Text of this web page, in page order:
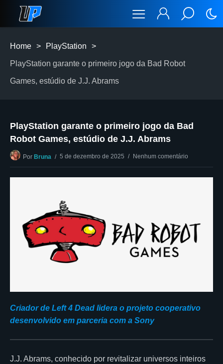
Home > PlayStation >
PlayStation garante o primeiro jogo da Bad Robot
Games, estúdio de J.J. Abrams
PlayStation garante o primeiro jogo da Bad
Robot Games, estúdio de J.J. Abrams
Por Bruna 5 de dezembro de 2025 Nenhum comentário
Criador de Left 4 Dead lidera o projeto cooperativo
desenvolvido em parceria com a Sony
J.J. Abrams, conhecido por revitalizar universos inteiros